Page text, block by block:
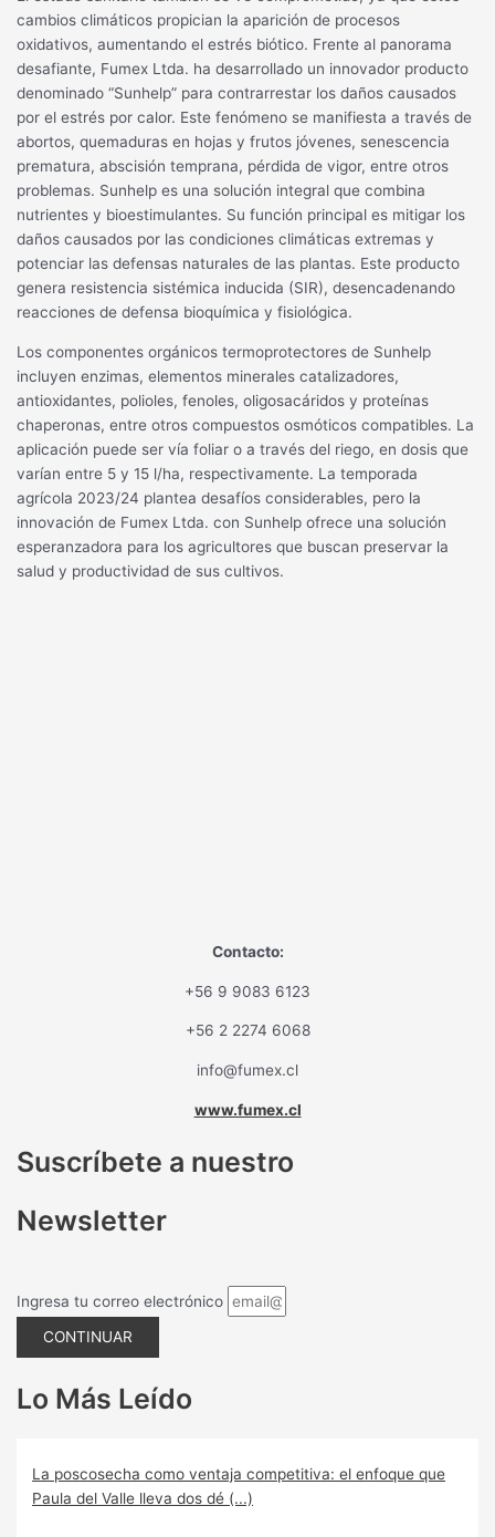
cambios climáticos propician la aparición de procesos
oxidativos, aumentando el estrés biótico. Frente al panorama
desafiante, Fumex Ltda. ha desarrollado un innovador producto
denominado “Sunhelp” para contrarrestar los daños causados
por el estrés por calor. Este fenómeno se manifiesta a través de
abortos, quemaduras en hojas y frutos jóvenes, senescencia
prematura, abscisión temprana, pérdida de vigor, entre otros
problemas. Sunhelp es una solución integral que combina
nutrientes y bioestimulantes. Su función principal es mitigar los
daños causados por las condiciones climáticas extremas y
potenciar las defensas naturales de las plantas. Este producto
genera resistencia sistémica inducida (SIR), desencadenando
reacciones de defensa bioquímica y fisiológica.
Los componentes orgánicos termoprotectores de Sunhelp
incluyen enzimas, elementos minerales catalizadores,
antioxidantes, polioles, fenoles, oligosacáridos y proteínas
chaperonas, entre otros compuestos osmóticos compatibles. La
aplicación puede ser vía foliar o a través del riego, en dosis que
varían entre 5 y 15 l/ha, respectivamente. La temporada
agrícola 2023/24 plantea desafíos considerables, pero la
innovación de Fumex Ltda. con Sunhelp ofrece una solución
esperanzadora para los agricultores que buscan preservar la
salud y productividad de sus cultivos.
Contacto:
+56 9 9083 6123
+56 2 2274 6068
info@fumex.cl
www.fumex.cl
Suscríbete a nuestro
Newsletter
Ingresa tu correo electrónico
CONTINUAR
Lo Más Leído
La poscosecha como ventaja competitiva: el enfoque que
Paula del Valle lleva dos dé (...)